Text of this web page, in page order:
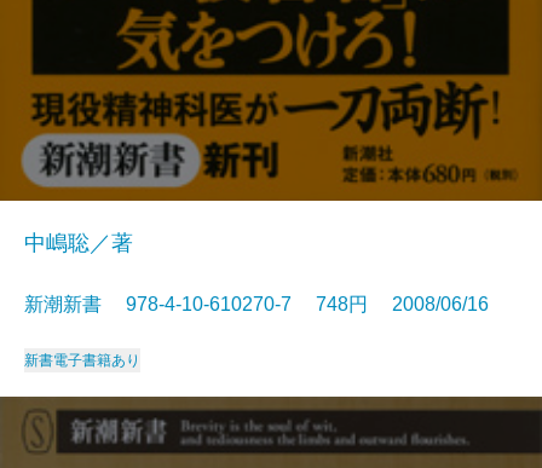
中嶋聡／著
新潮新書 978-4-10-610270-7 748円 2008/06/16
新書電子書籍あり